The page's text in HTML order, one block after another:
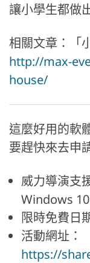
讓小學生都做
相關文章：「
http://max-
house/
這麼好用的軟
要趕快來去申
威力導演支
Windows
限時免費日
活動網址：
https://